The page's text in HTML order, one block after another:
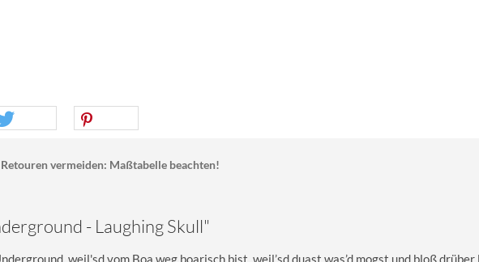
Retouren vermeiden: Maßtabelle beachten!
- Laughing Skull"
weil'sd vom Boa weg boarisch bist, weil’sd duast was’d mogst und bloß drüber